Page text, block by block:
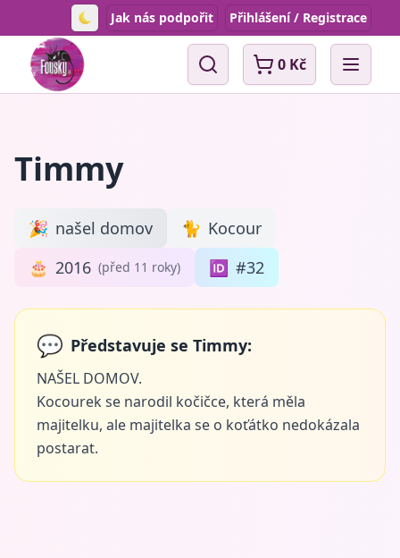
Toggle theme
Jak nás podpořit Přihlášení / Registrace
Vyhledávání0 Kč Open
Timmy
🎉 našel domov 🐈 Kocour
🎂 2016 (před 11 roky) 🆔 #32
💬 Představuje se Timmy:
NAŠEL DOMOV.
Kocourek se narodil kočičce, která měla
majitelku, ale majitelka se o koťátko nedokázala
postarat.